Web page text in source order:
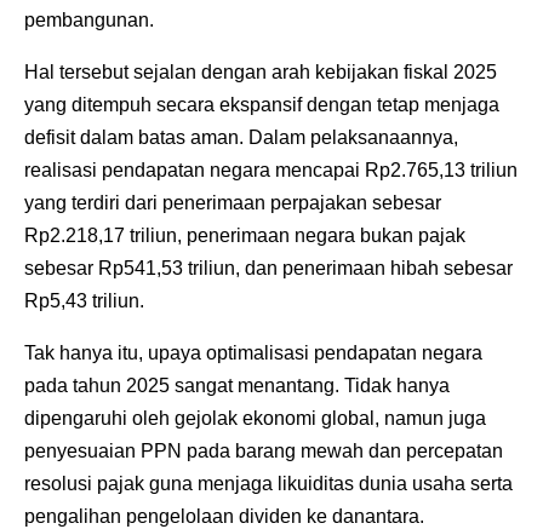
pembangunan.
‎Hal tersebut sejalan dengan arah kebijakan fiskal 2025
yang ditempuh secara ekspansif dengan tetap menjaga
defisit dalam batas aman. Dalam pelaksanaannya,
realisasi pendapatan negara mencapai Rp2.765,13 triliun
yang terdiri dari penerimaan perpajakan sebesar
Rp2.218,17 triliun, penerimaan negara bukan pajak
sebesar Rp541,53 triliun, dan penerimaan hibah sebesar
Rp5,43 triliun.
Tak hanya itu, upaya optimalisasi pendapatan negara
pada tahun 2025 sangat menantang. Tidak hanya
dipengaruhi oleh gejolak ekonomi global, namun juga
penyesuaian PPN pada barang mewah dan percepatan
resolusi pajak guna menjaga likuiditas dunia usaha serta
pengalihan pengelolaan dividen ke danantara.